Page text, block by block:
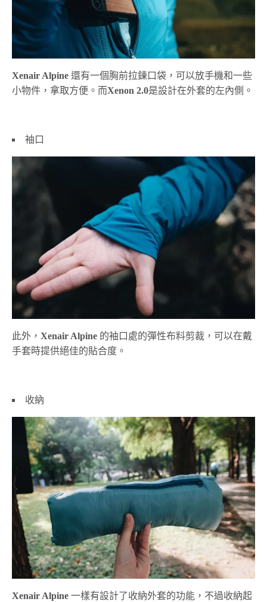
Xenair Alpine還有一個胸前拉鍊口袋，可以放手機和一些
小物件，拿取方便。而Xenon 2.0是設計在外套的左內側。
袖口
此外， Xenair Alpine 的袖口處的彈性布料剪裁，可以在戴
手套時提供絕佳的貼合度。
收納
Xenair Alpine 一樣有設計了收納外套的功能，不過收納起